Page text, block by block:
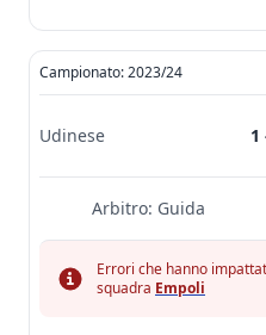
Campionato: 2023/24
Udinese 1
Arbitro: Guida
Errori che hanno
squadra Empoli